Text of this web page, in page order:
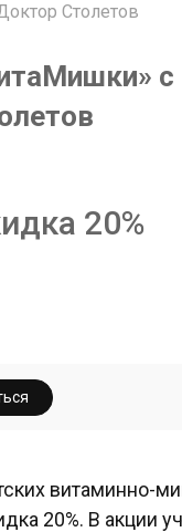
Столетов
с
20%
витаминно-
20%. В акции